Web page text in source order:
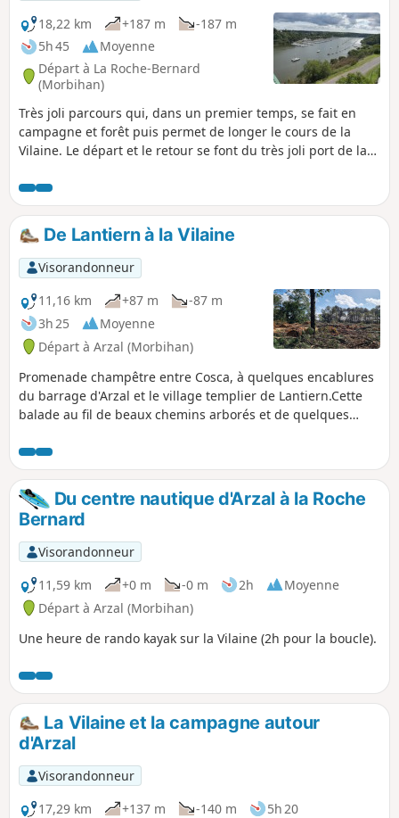
18,22 km
+187 m
-187 m
5h 45
Moyenne
Départ à La Roche-Bernard
(Morbihan)
Très joli parcours qui, dans un premier temps, se fait en
campagne et forêt puis permet de longer le cours de la
Vilaine. Le départ et le retour se font du très joli port de la
De Lantiern à la Vilaine
Visorandonneur
11,16 km
+87 m
-87 m
3h 25
Moyenne
Départ à Arzal (Morbihan)
Promenade champêtre entre Cosca, à quelques encablures
du barrage d'Arzal et le village templier de Lantiern.Cette
balade au fil de beaux chemins arborés et de quelques
Vilaine à la belle Chapelle Saint-Jean-Baptiste, à travers une
campagne agréablement vallonnée.La fin du parcours suit
le sentier botanique.Sentier modifié après le point (1), suite
à une coupe rase de la parcelle boisée autrefois traversée,
qui a fait disparaitre la trace à suivre.
Du centre nautique d'Arzal à la Roche
Bernard
Visorandonneur
11,59 km
+0 m -0 m 2h
Moyenne
Départ à Arzal (Morbihan)
Une heure de rando kayak sur la Vilaine (2h pour la boucle).
La Vilaine et la campagne autour
d'Arzal
Visorandonneur
17,29 km
+137 m -140 m
5h 20